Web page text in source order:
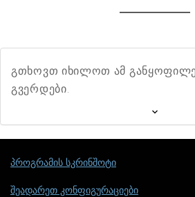
გთხოვთ იხილოთ ამ
გვერდები.
პროგრამის სკრინშოტი
შეადარეთ კონფიგურაციები